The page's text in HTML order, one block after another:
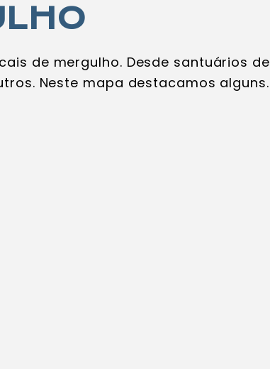
de mergulho. Desde santuários de
Neste mapa destacamos alguns.